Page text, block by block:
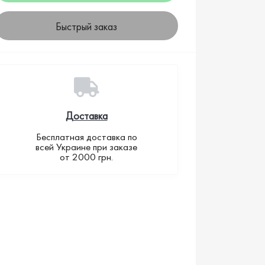
Быстрый заказ
Доставка
Бесплатная доставка по
всей Украине при заказе
от 2000 грн.